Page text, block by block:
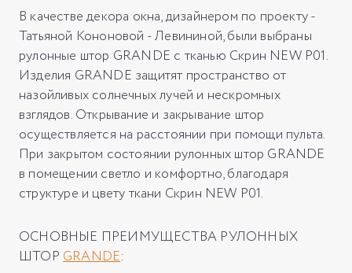
В качестве декора окна, дизайнером по проекту -
Татьяной Кононовой - Левининой, были выбраны
рулонные штор GRANDE с тканью Скрин NEW P01.
Изделия GRANDE защитят пространство от
назойливых солнечных лучей и нескромных
взглядов. Открывание и закрывание штор
осуществляется на расстоянии при помощи пульта.
При закрытом состоянии рулонных штор GRANDE
в помещении светло и комфортно, благодаря
структуре и цвету ткани Скрин NEW P01.
ОСНОВНЫЕ ПРЕИМУЩЕСТВА РУЛОННЫХ
ШТОРGRANDE: